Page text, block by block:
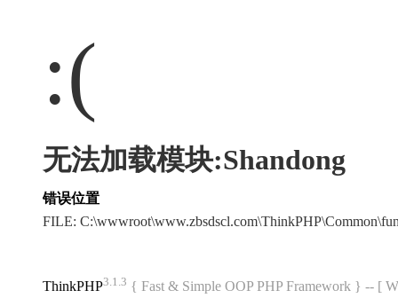
:(
无法加载模块:Shandong
错误位置
FILE:
ThinkPHP3.1.3 { Fast & Simple OOP PHP Framework } -- [